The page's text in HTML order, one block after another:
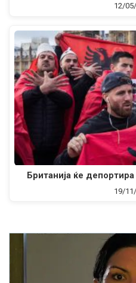
12/
Британија ќе
19/